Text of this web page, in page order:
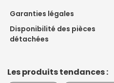
Garanties légales
Disponibilité des pièces
détachées
Les produits tendances :